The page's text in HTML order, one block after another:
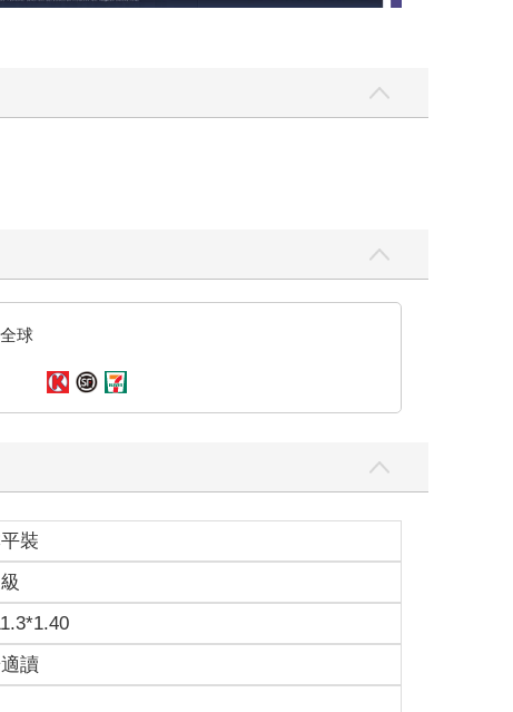
球
裝
讀